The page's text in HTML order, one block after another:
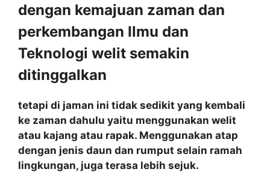
dengan kemajuan zaman dan
perkembangan Ilmu dan
Teknologi welit semakin
ditinggalkan
tetapi di jaman ini tidak sedikit yang kembali
ke zaman dahulu yaitu menggunakan welit
atau kajang atau rapak. Menggunakan atap
dengan jenis daun dan rumput selain ramah
lingkungan, juga terasa lebih sejuk.